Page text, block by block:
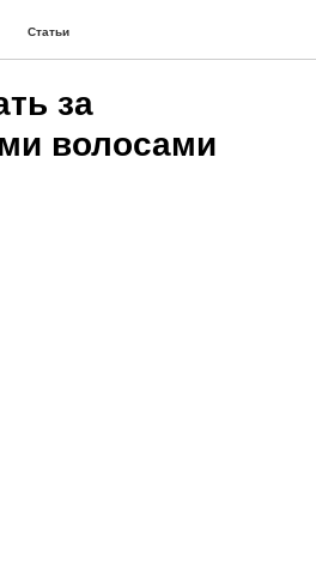
Статьи
за
волосами